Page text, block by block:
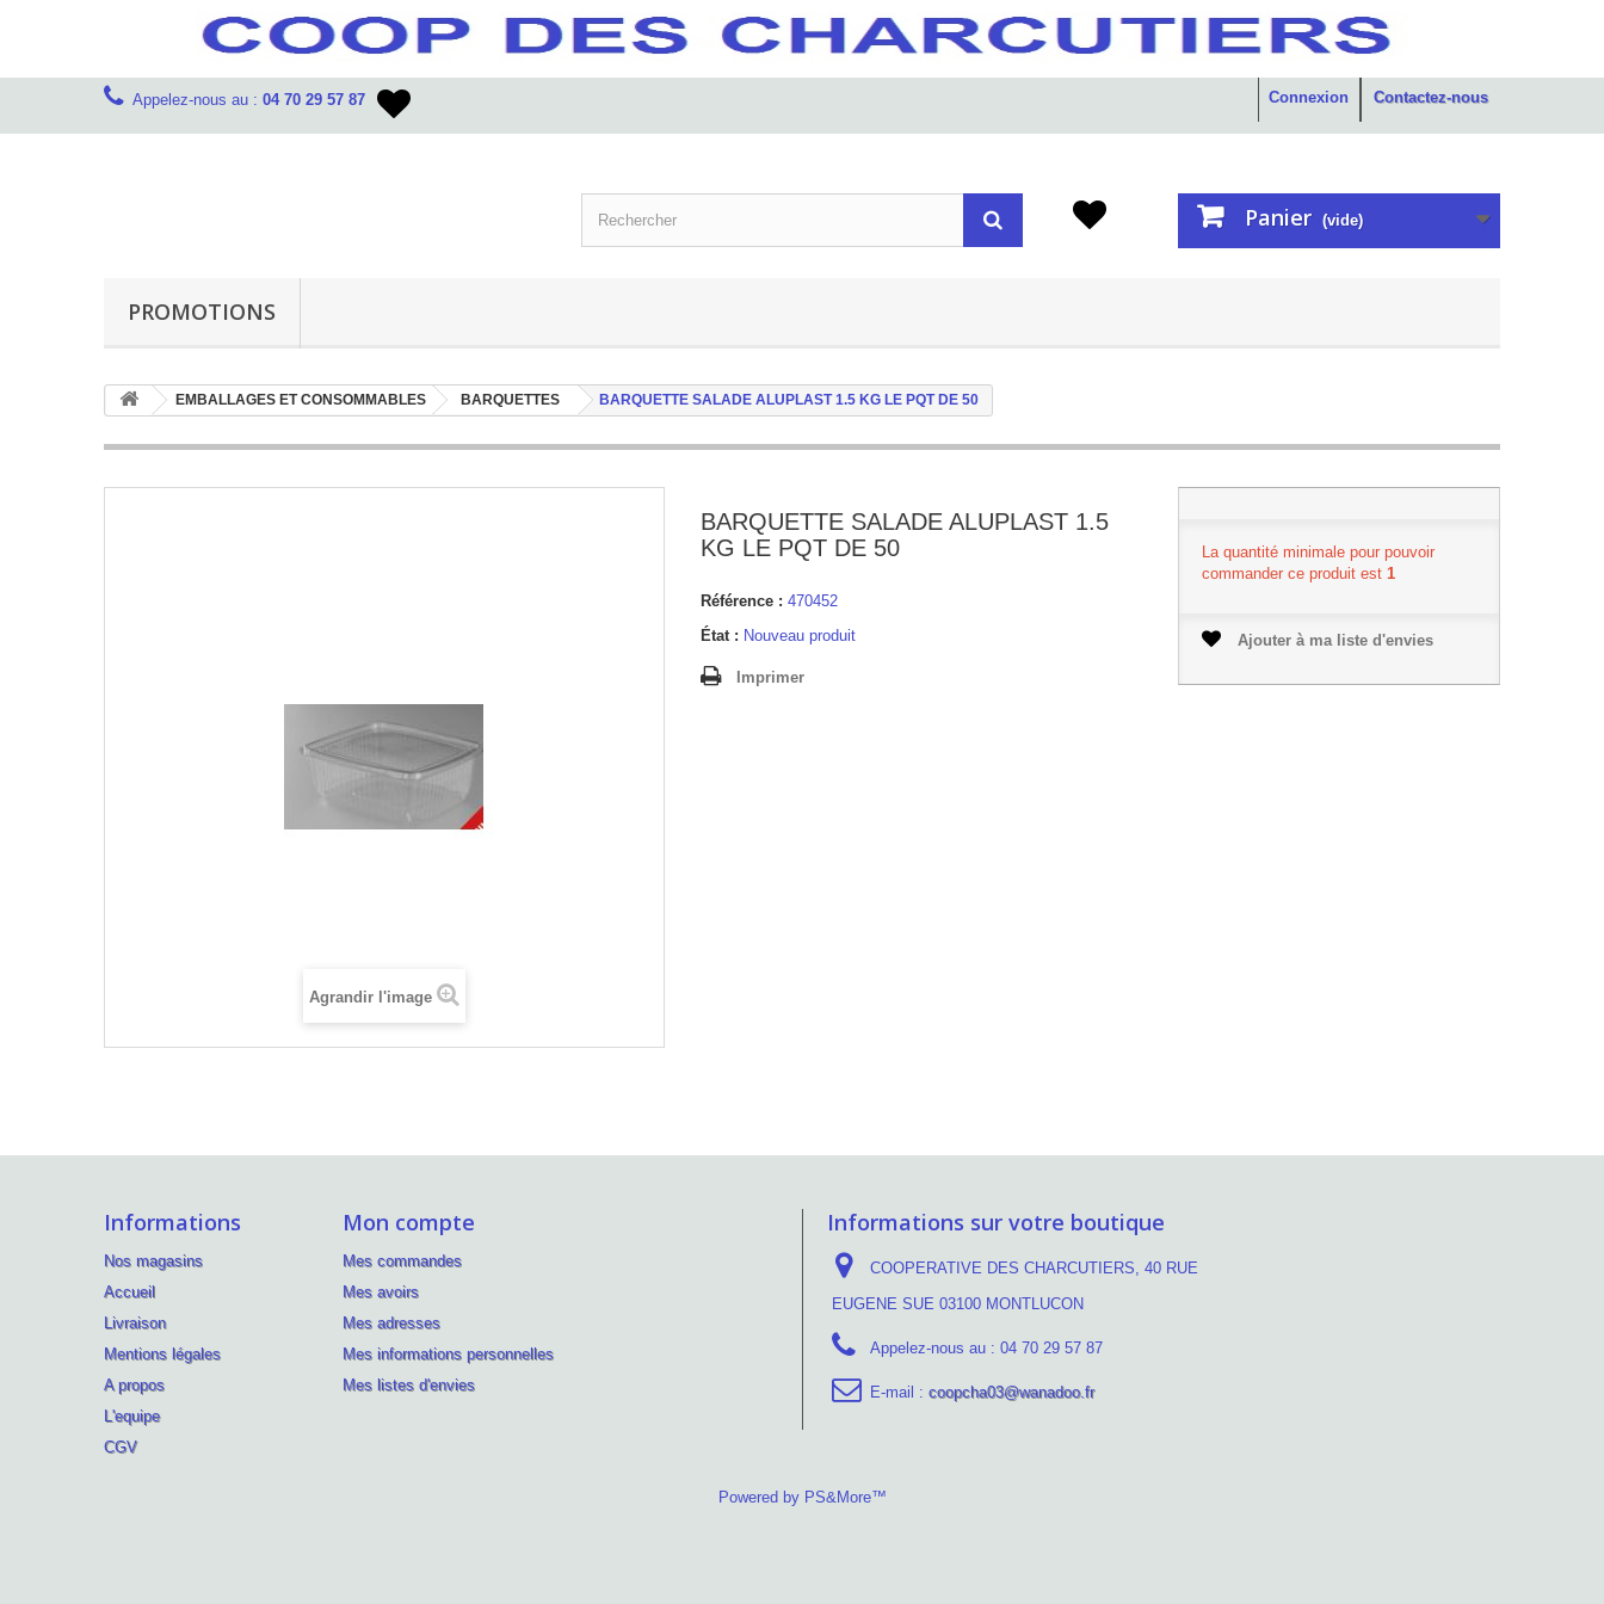
Contactez-nous
Appelez-nous au : 04 70 29 57 87 Connexion
Panier (vide)
PROMOTIONS
EMBALLAGES ET CONSOMMABLES BARQUETTES BARQUETTE SALADE ALUPLAST 1.5 KG LE PQT DE 50
Agrandir l'image
BARQUETTE SALADE ALUPLAST 1.5
KG LE PQT DE 50
Référence : 470452
État : Nouveau produit
Imprimer
La quantité minimale pour pouvoir
commander ce produit est 1
Ajouter à ma liste d'envies
Informations
Nos magasins
Accueil
Livraison
Mentions légales
A propos
L'equipe
CGV
Mon compte
Mes commandes
Mes avoirs
Mes adresses
Mes informations personnelles
Mes listes d'envies
Informations sur votre boutique
COOPERATIVE DES CHARCUTIERS, 40 RUE
EUGENE SUE 03100 MONTLUCON
Appelez-nous au : 04 70 29 57 87
E-mail : coopcha03@wanadoo.fr
Powered by PS&More™